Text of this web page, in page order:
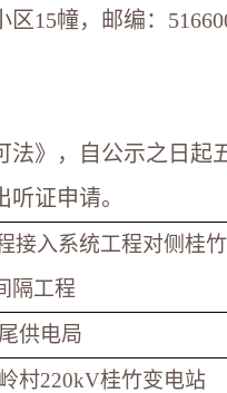
15幢，邮编：
》，自公示之日
证申请。
接入系统工程对侧桂竹
隔工程
供电局
村220kV桂竹变电站